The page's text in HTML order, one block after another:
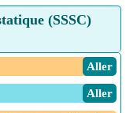
(SSSC)
​ Aller
​ Aller